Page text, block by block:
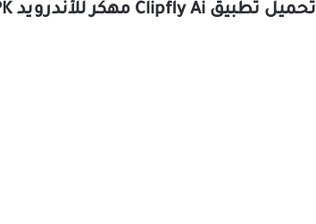
تحميل تطبيق Clipfly Ai مهكر للأندرويد APK أخر إصدار 2026 مجانًا